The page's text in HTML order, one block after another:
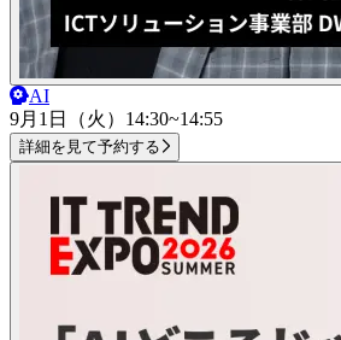
AI
9月1日（火） 14:30~14:55
詳細を見て予約する